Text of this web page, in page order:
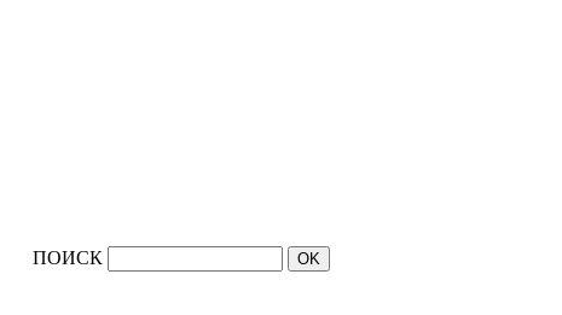
ПОИСК